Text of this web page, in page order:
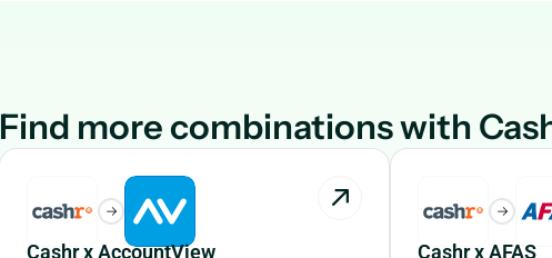
Find more combinations with
Cashr x AccountView Cashr x AFAS